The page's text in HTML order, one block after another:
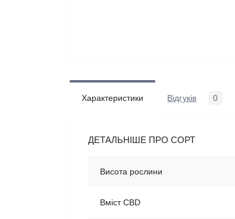
Характеристики Відгуків 0
ДЕТАЛЬНІШЕ ПРО СОРТ
Висота рослини
Вміст CBD